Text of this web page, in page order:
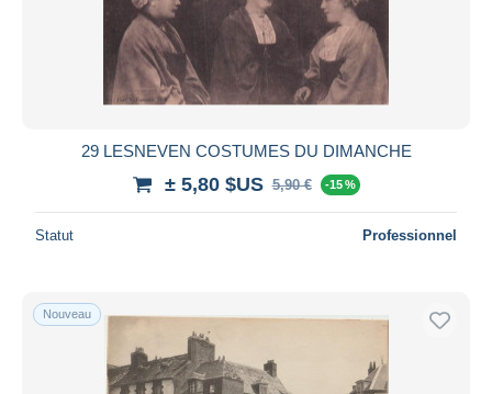
29 LESNEVEN COSTUMES DU DIMANCHE
± 5,80 $US 5,90 € -15 %
Statut Professionnel
Nouveau